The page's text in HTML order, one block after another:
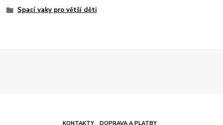
Spací vaky pro větší děti
KONTAKTY DOPRAVA A PLATBY